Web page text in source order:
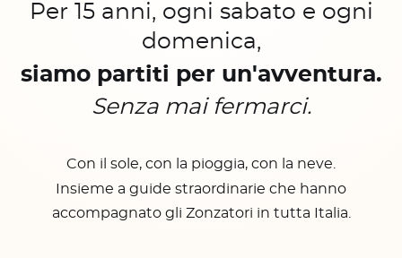
Per 15 anni, ogni sabato e ogni
domenica,
siamo partiti per un'avventura.
Senza mai fermarci.
Con il sole, con la pioggia, con la neve.
Insieme a guide straordinarie che hanno
accompagnato gli Zonzatori in tutta Italia.